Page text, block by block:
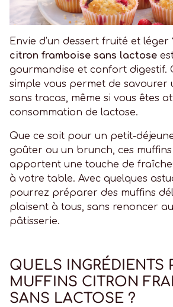
Envie d’un dessert fruité et léger
citron framboise sans lactose
gourmandise et confort digestif.
simple vous permet de savourer
sans tracas, même si vous êtes
consommation de lactose.
Que ce soit pour un petit-
goûter ou un brunch, ces muffins
apportent une touche de
à votre table. Avec quelques
pourrez préparer des muffins
plaisent à tous, sans renoncer
pâtisserie.
QUELS INGRÉDIENTS
MUFFINS CITRON
SANS LACTOSE ?